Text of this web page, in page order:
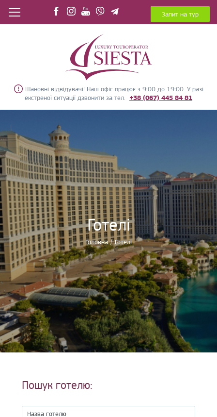
Шановні відвідувачі! Наш офіс працює з 9:00 до 19:00. У разі
екстреної ситуації дзвонити за тел. +38 (067) 445 84 81
Запит на тур
Готелі
Головна / Готелі
Пошук готелю: